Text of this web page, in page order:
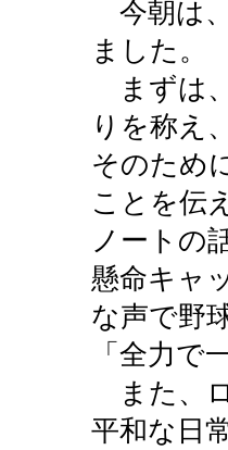
今朝は
ました。
まずは
りを称え
そのため
ことを伝
ノートの
懸命キャ
な声で野
「全力で
また、
平和な日